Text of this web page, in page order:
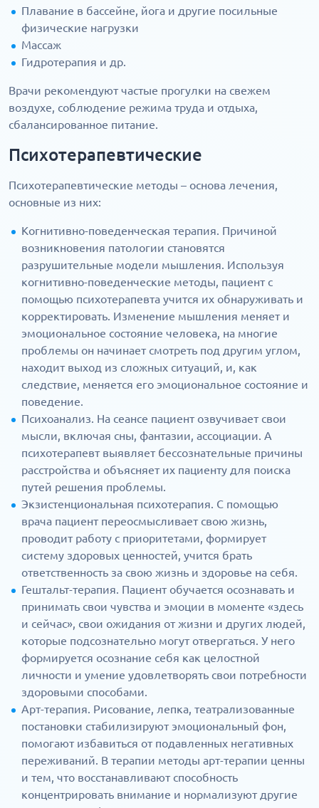
Плавание в бассейне, йога и другие посильные
физические нагрузки
Массаж
Гидротерапия и др.
Врачи рекомендуют частые прогулки на свежем
воздухе, соблюдение режима труда и отдыха,
сбалансированное питание.
Психотерапевтические
Психотерапевтические методы – основа лечения,
основные из них:
Когнитивно-поведенческая терапия. Причиной
возникновения патологии становятся
разрушительные модели мышления. Используя
когнитивно-поведенческие методы, пациент с
помощью психотерапевта учится их обнаруживать и
корректировать. Изменение мышления меняет и
эмоциональное состояние человека, на многие
проблемы он начинает смотреть под другим углом,
находит выход из сложных ситуаций, и, как
следствие, меняется его эмоциональное состояние и
поведение.
Психоанализ. На сеансе пациент озвучивает свои
мысли, включая сны, фантазии, ассоциации. А
психотерапевт выявляет бессознательные причины
расстройства и объясняет их пациенту для поиска
путей решения проблемы.
Экзистенциональная психотерапия. С помощью
врача пациент переосмысливает свою жизнь,
проводит работу с приоритетами, формирует
систему здоровых ценностей, учится брать
ответственность за свою жизнь и здоровье на себя.
Гештальт-терапия. Пациент обучается осознавать и
принимать свои чувства и эмоции в моменте «здесь
и сейчас», свои ожидания от жизни и других людей,
которые подсознательно могут отвергаться. У него
формируется осознание себя как целостной
личности и умение удовлетворять свои потребности
здоровыми способами.
Арт-терапия. Рисование, лепка, театрализованные
постановки стабилизируют эмоциональный фон,
помогают избавиться от подавленных негативных
переживаний. В терапии методы арт-терапии ценны
и тем, что восстанавливают способность
концентрировать внимание и нормализуют другие